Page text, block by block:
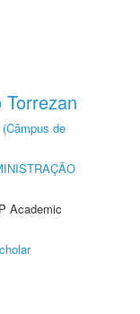
de
Academic